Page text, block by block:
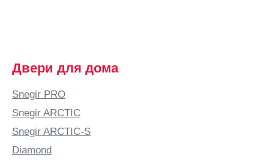
Двери для дома
Snegir PRO
Snegir ARCTIC
Snegir ARCTIC-S
Diamond